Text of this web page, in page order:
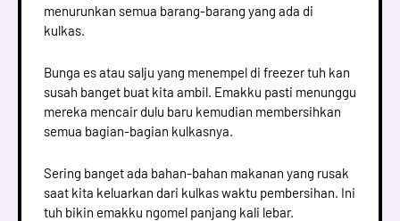
menurunkan semua barang-barang yang ada di
kulkas.
Bunga es atau salju yang menempel di freezer tuh kan
susah banget buat kita ambil. Emakku pasti menunggu
mereka mencair dulu baru kemudian membersihkan
semua bagian-bagian kulkasnya.
Sering banget ada bahan-bahan makanan yang rusak
saat kita keluarkan dari kulkas waktu pembersihan. Ini
tuh bikin emakku ngomel panjang kali lebar.